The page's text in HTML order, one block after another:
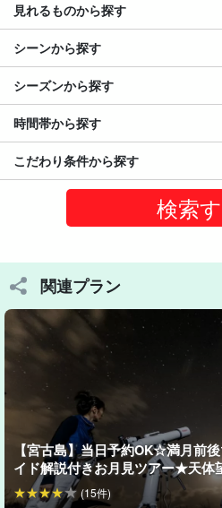
夜の宮古島に広が
人工の光が本州と比べて少ない宮古
ネタリウム。条件がそろえば天の川
かなか見られない星座がたくさん見
※星空の撮影はプラン内容に含まれて
見れるものから探す
シーンから探す
シーズンから探す
時間帯から探す
こだわり条件から探す
関連プラン
【宮古島】当日予約OK☆満月前
イド解説付きお月見ツアー★天体
(15件)